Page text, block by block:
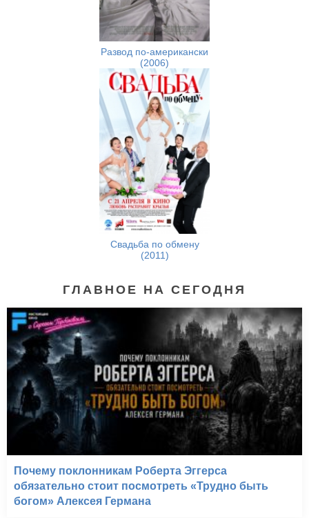
Развод по-американски
(2006)
Свадьба по обмену
(2011)
ГЛАВНОЕ НА СЕГОДНЯ
Почему поклонникам Роберта Эггерса
обязательно стоит посмотреть «Трудно быть
богом» Алексея Германа